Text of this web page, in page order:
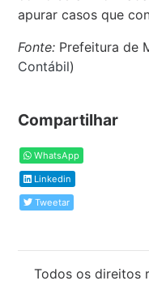
apurar casos que
Fonte: Prefeitura de
Contábil)
Compartilhar
WhatsApp
Linkedin
Tweetar
Todos os direitos